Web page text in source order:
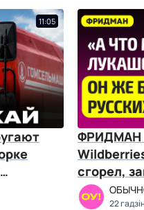
11:05
ФРИДМАН
сгорел,
или он
22